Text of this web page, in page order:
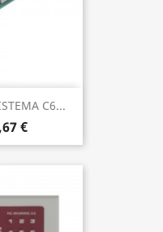
C6...
€